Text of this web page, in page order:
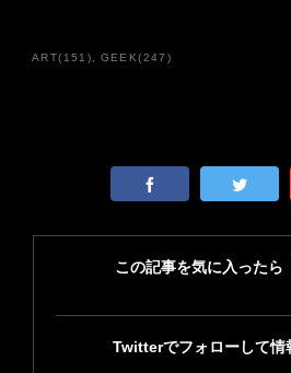
ART( 151 ) GEEK(247 )